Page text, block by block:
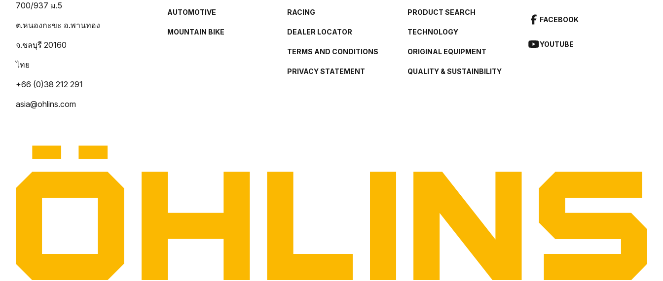
700/937 ม.5
ต.หนองกะขะ อ.พานทอง
จ.ชลบุรี 20160
ไทย
+66 (0)38 212 291
asia@ohlins.com
AUTOMOTIVE
MOUNTAIN BIKE
RACING
DEALER LOCATOR
TERMS AND CONDITIONS
PRIVACY STATEMENT
PRODUCT SEARCH
TECHNOLOGY
ORIGINAL EQUIPMENT
QUALITY & SUSTAINBILITY
FACEBOOK
YOUTUBE